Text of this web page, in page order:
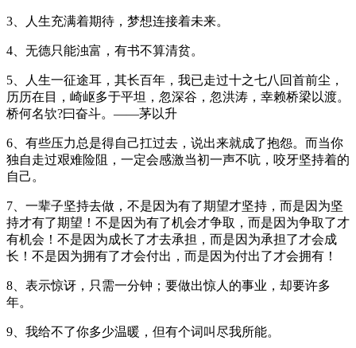
3、人生充满着期待，梦想连接着未来。
4、无德只能浊富，有书不算清贫。
5、人生一征途耳，其长百年，我已走过十之七八回首前尘，
历历在目，崎岖多于平坦，忽深谷，忽洪涛，幸赖桥梁以渡。
桥何名欤?曰奋斗。——茅以升
6、有些压力总是得自己扛过去，说出来就成了抱怨。而当你
独自走过艰难险阻，一定会感激当初一声不吭，咬牙坚持着的
自己。
7、一辈子坚持去做，不是因为有了期望才坚持，而是因为坚
持才有了期望！不是因为有了机会才争取，而是因为争取了才
有机会！不是因为成长了才去承担，而是因为承担了才会成
长！不是因为拥有了才会付出，而是因为付出了才会拥有！
8、表示惊讶，只需一分钟；要做出惊人的事业，却要许多
年。
9、我给不了你多少温暖，但有个词叫尽我所能。